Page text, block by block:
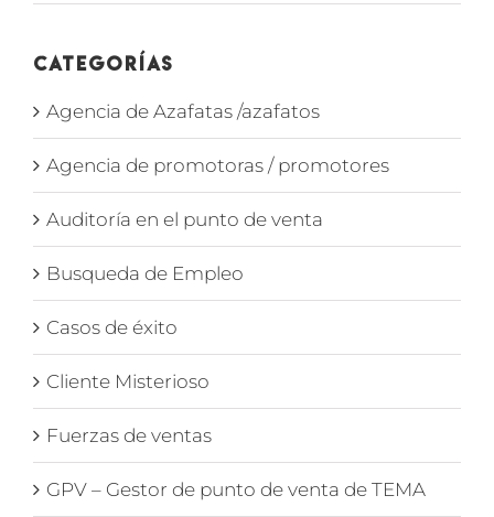
Categorías
Agencia de Azafatas /azafatos
Agencia de promotoras / promotores
Auditoría en el punto de venta
Busqueda de Empleo
Casos de éxito
Cliente Misterioso
Fuerzas de ventas
GPV – Gestor de punto de venta de TEMA